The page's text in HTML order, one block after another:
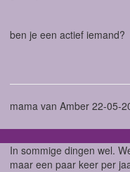
ben je een actief iemand?
mama van Amber 22-05-
In sommige dingen wel.
maar een paar keer per